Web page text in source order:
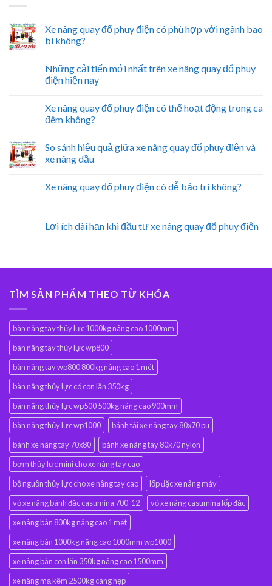
Xe nâng quay đổ phuy điện có phù hợp với ngành bao
bì không?
Những cải tiến mới nhất trên xe nâng quay đổ phuy
điện hiện nay
Xe nâng quay đổ phuy điện có thể hoạt động trong ca
đêm không?
So sánh hiệu quả giữa xe nâng quay đổ phuy điện và
xe nâng dầu
Xe nâng quay đổ phuy điện có dễ bảo trì không?
Lợi ích dài hạn khi đầu tư xe nâng quay đổ phuy điện
TÌM SẢN PHẨM THEO TỪ KHÓA
bàn nâng tay thủy lực 1000kg nâng cao 1000mm
bàn nâng tay thủy lực wp800
bàn nâng tay wp800 800kg nâng cao 1 mét
bàn nâng thủy lực có con lăn 350kg
bàn nâng thủy lực wp500 500kg nâng cao 900mm
bàn nâng thủy lực wp1000
bánh tải xe nâng tay 80x70 pu
bánh xe nâng tay 70x80
bánh xe nâng tay 80x70 nylon
bơm thủy lực mini cho xe nâng tay cao
bộ nguồn thủy lực cho xe nâng tay cao
lốp đặc xe nâng máy
vỏ xe nâng bánh đặc casumina 700-12
vỏ xe nâng casumina lốp đặc
xe nâng bàn 800kg nâng cao 1 mét
xe nâng bàn 1000kg nâng cao 1000mm wp1000
xe nâng bàn con lăn 350kg nâng cao 1500mm
xe nâng mạ kẽm 2500kg càng hẹp